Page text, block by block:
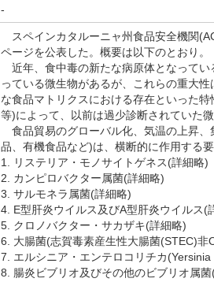
-
スペインカタルーニャ州食品安全機関
ページを公表した。概要は以下のとおり。
近年、食中毒の新たな病原体となってい
っている微生物があるが、これらの重大
な食品マトリクスにおける存在といった
等)によって、以前は過少診断されていた
食品貿易のグローバル化、気温の上昇、
品、有機食品など)は、横断的に作用する
1. リステリア・モノサイトゲネス(詳細略)
2. カンピロバクター属菌(詳細略)
3. サルモネラ属菌(詳細略)
4. E型肝炎ウイルス及びA型肝炎ウイルス(
5. クロノバクター・サカザキ(詳細略)
6. 大腸菌(志賀毒素産生性大腸菌(STEC)非
7. エルシニア・エンテロコリチカ
8. 腸炎ビブリオ及びその他のビブリオ属菌